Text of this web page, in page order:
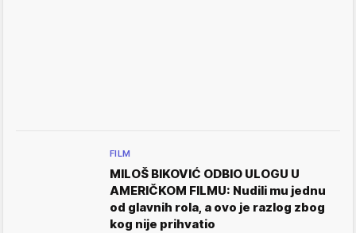
FILM
MILOŠ BIKOVIĆ ODBIO ULOGU U
AMERIČKOM FILMU: Nudili mu jednu
od glavnih rola, a ovo je razlog zbog
kog nije prihvatio